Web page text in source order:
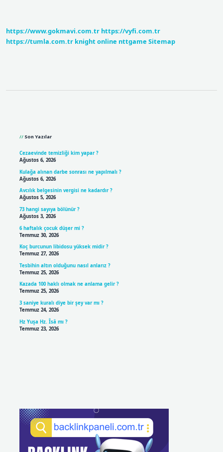
https://www.gokmavi.com.tr https://vyfi.com.tr
https://tumla.com.tr knight online nttgame Sitemap
Son Yazılar
Cezaevinde temizliği kim yapar ?
Ağustos 6, 2026
Kulağa alınan darbe sonrası ne yapılmalı ?
Ağustos 6, 2026
Avcılık belgesinin vergisi ne kadardır ?
Ağustos 5, 2026
73 hangi sayıya bölünür ?
Ağustos 3, 2026
6 haftalık çocuk düşer mi ?
Temmuz 30, 2026
Koç burcunun libidosu yüksek midir ?
Temmuz 27, 2026
Tesbihin altın olduğunu nasıl anlarız ?
Temmuz 25, 2026
Kazada 100 haklı olmak ne anlama gelir ?
Temmuz 25, 2026
3 saniye kuralı diye bir şey var mı ?
Temmuz 24, 2026
Hz Yuşa Hz. Îsâ mı ?
Temmuz 23, 2026